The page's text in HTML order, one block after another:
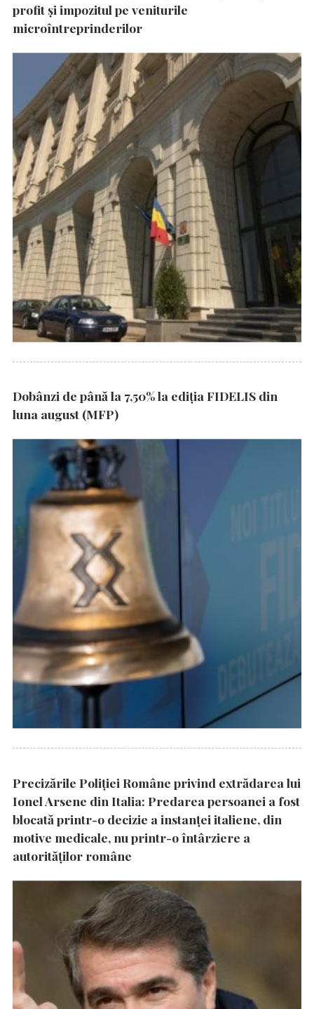
profit și impozitul pe veniturile
microîntreprinderilor
Dobânzi de până la 7,50% la ediția FIDELIS din
luna august (MFP)
Precizările Poliţiei Române privind extrădarea lui
Ionel Arsene din Italia: Predarea persoanei a fost
blocată printr-o decizie a instanţei italiene, din
motive medicale, nu printr-o întârziere a
autorităţilor române